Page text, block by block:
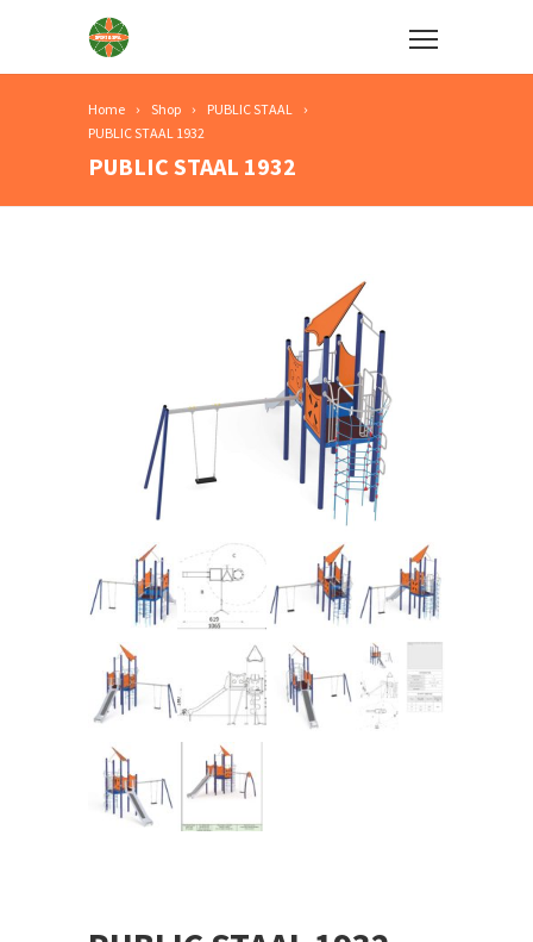
Home Shop
PUBLIC STAAL
PUBLIC STAAL 1932
PUBLIC STAAL 1932